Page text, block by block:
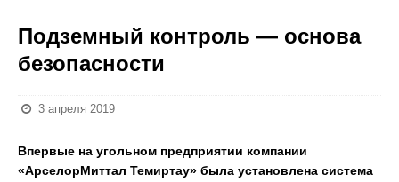
Подземный контроль — основа
безопасности
3 апреля 2019
Впервые на угольном предприятии компании
«АрселорМиттал Темиртау» была установлена система